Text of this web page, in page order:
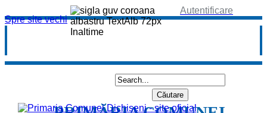
Spre site vechi
Autentificare